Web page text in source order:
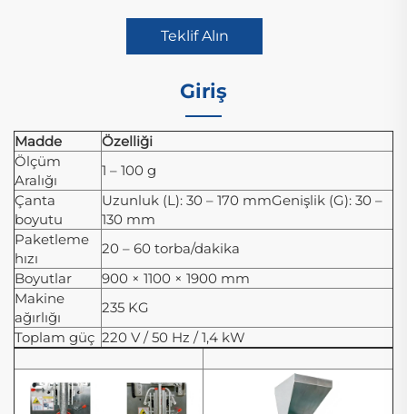
Teklif Alın
Giriş
Madde
Özelliği
Ölçüm
Aralığı
1 – 100 g
Çanta
boyutu
Uzunluk (L): 30 – 170 mmGenişlik (G): 30 –
130 mm
Paketleme
hızı
20 – 60 torba/dakika
Boyutlar
900 × 1100 × 1900 mm
Makine
ağırlığı
235 KG
Toplam güç 220 V / 50 Hz / 1,4 kW